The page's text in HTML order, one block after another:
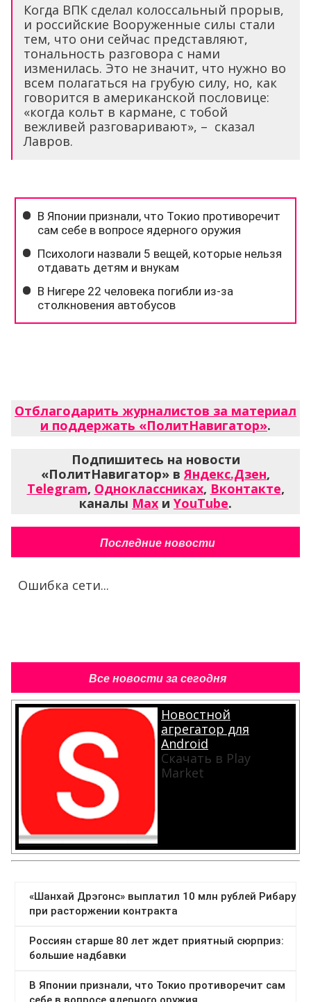
Когда ВПК сделал колоссальный прорыв,
и российские Вооруженные силы стали
тем, что они сейчас представляют,
тональность разговора с нами
изменилась. Это не значит, что нужно во
всем полагаться на грубую силу, но, как
говорится в американской пословице:
«когда кольт в кармане, с тобой
вежливей разговаривают», – сказал
Лавров.
Отблагодарить журналистов за материал
и поддержать «ПолитНавигатор».
Подпишитесь на новости
«ПолитНавигатор» в Яндекс.Дзен,
Telegram, Одноклассниках, Вконтакте,
каналы Max и YouTube.
Последние новости
Ошибка сети...
Все новости за сегодня
Новостной
агрегатор для
Android
Скачать в Play
Market